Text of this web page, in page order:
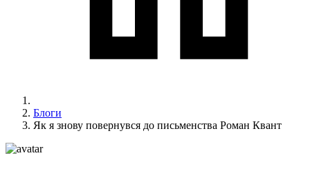
Блоги
Як я знову повернувся до письменства Роман Квант